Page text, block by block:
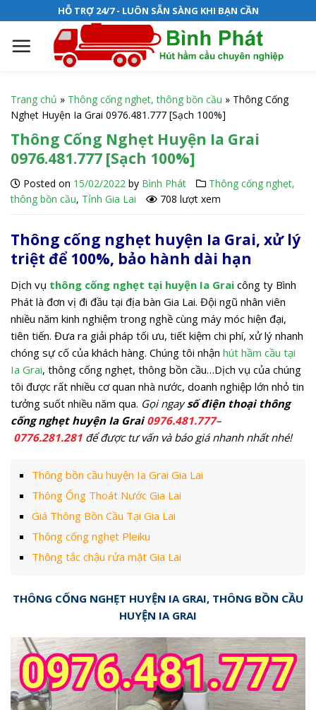
k
HỖ TRỢ 24/7 - LUÔN SẴN SÀNG KHI BẠN CẦN
Trang chủ » Thông cống nghẹt, thông bồn cầu » Thông Cống
Nghẹt Huyện Ia Grai 0976.481.777 [Sạch 100%]
Thông Cống Nghẹt Huyện Ia Grai
0976.481.777 [Sạch 100%]
Posted on 15/02/2022 by Bình Phát
Thông cống nghẹt,
thông bồn cầu, Tỉnh Gia Lai 708 lượt xem
Thông cống nghẹt huyện Ia Grai, xử lý
triệt để 100%, bảo hành dài hạn
Dịch vụ thông cống nghẹt tại huyện Ia Grai công ty Bình
Phát là đơn vị đi đầu tại địa bàn Gia Lai. Đội ngũ nhân viên
nhiều năm kinh nghiệm trong nghề cùng máy móc hiện đại,
tiên tiến. Đưa ra giải pháp tối ưu, tiết kiệm chi phí, xử lý nhanh
chóng sự cố của khách hàng. Chúng tôi nhận hút hầm cầu tại
Ia Grai, thông cống nghẹt, thông bồn cầu…Dịch vụ của chúng
tôi được rất nhiều cơ quan nhà nước, doanh nghiệp lớn nhỏ tin
tưởng suốt nhiều năm qua. Gọi ngaysố điện thoại thông
cống nghẹt huyện Ia Grai 0976.481.777–
0776.281.281 để được tư vấn và báo giá nhanh nhất nhé!
Thông bồn cầu huyện Ia Grai Gia Lai
Thông Ống Thoát Nước Gia Lai
Giá Thông Bồn Cầu Tại Gia Lai
Thông cống nghẹt Pleiku
Thông tắc chậu rửa mặt Gia Lai
THÔNG CỐNG NGHẸT HUYỆN IA GRAI, THÔNG BỒN CẦU
HUYỆN IA GRAI